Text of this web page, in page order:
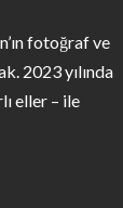
fotoğraf ve
2023 yılında
eller – ile